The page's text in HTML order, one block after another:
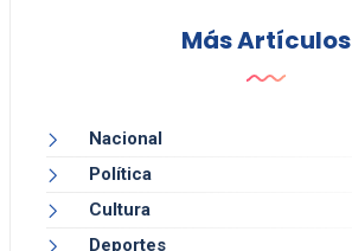
Más Artículos
Nacional
Política
Cultura
Deportes